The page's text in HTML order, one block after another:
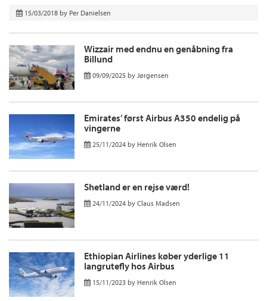
15/03/2018 by Per Danielsen
Wizzair med endnu en genåbning fra
Billund
09/09/2025 by Jørgensen
Emirates’ først Airbus A350 endelig på
vingerne
25/11/2024 by Henrik Olsen
Shetland er en rejse værd!
24/11/2024 by Claus Madsen
Ethiopian Airlines køber yderlige 11
langrutefly hos Airbus
15/11/2023 by Henrik Olsen